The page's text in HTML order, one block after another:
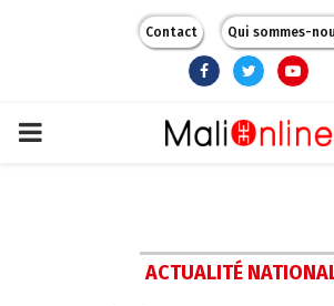
Contact Qui sommes-
FacebookTwitter
PRIMARY
ACTUALITÉ